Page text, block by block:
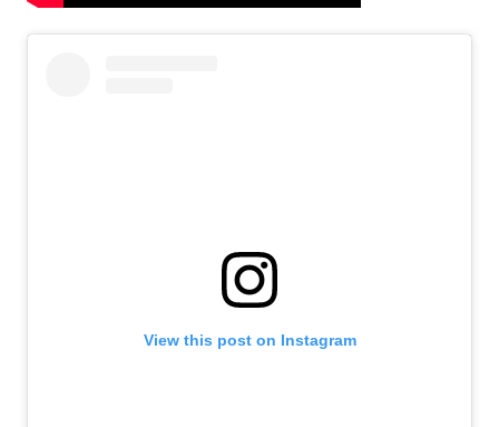
View this post on Instagram